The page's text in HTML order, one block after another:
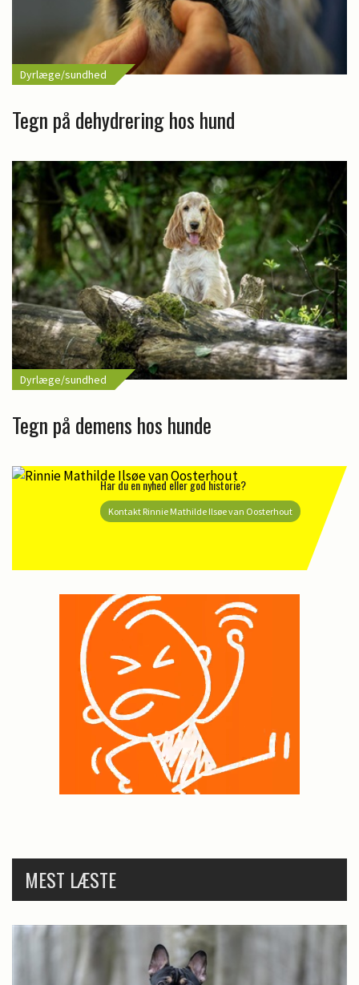
Dyrlæge/sundhed
Tegn på dehydrering hos hund
Dyrlæge/sundhed
Tegn på demens hos hunde
Har du en nyhed eller god historie?
Kontakt Rinnie Mathilde Ilsøe van Oosterhout
MEST LÆSTE